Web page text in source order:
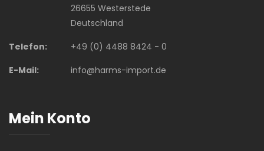
26655 Westerstede
Deutschland
Telefon:
+49 (0) 4488 8424 - 0
E-Mail:
info@harms-import.de
Mein Konto